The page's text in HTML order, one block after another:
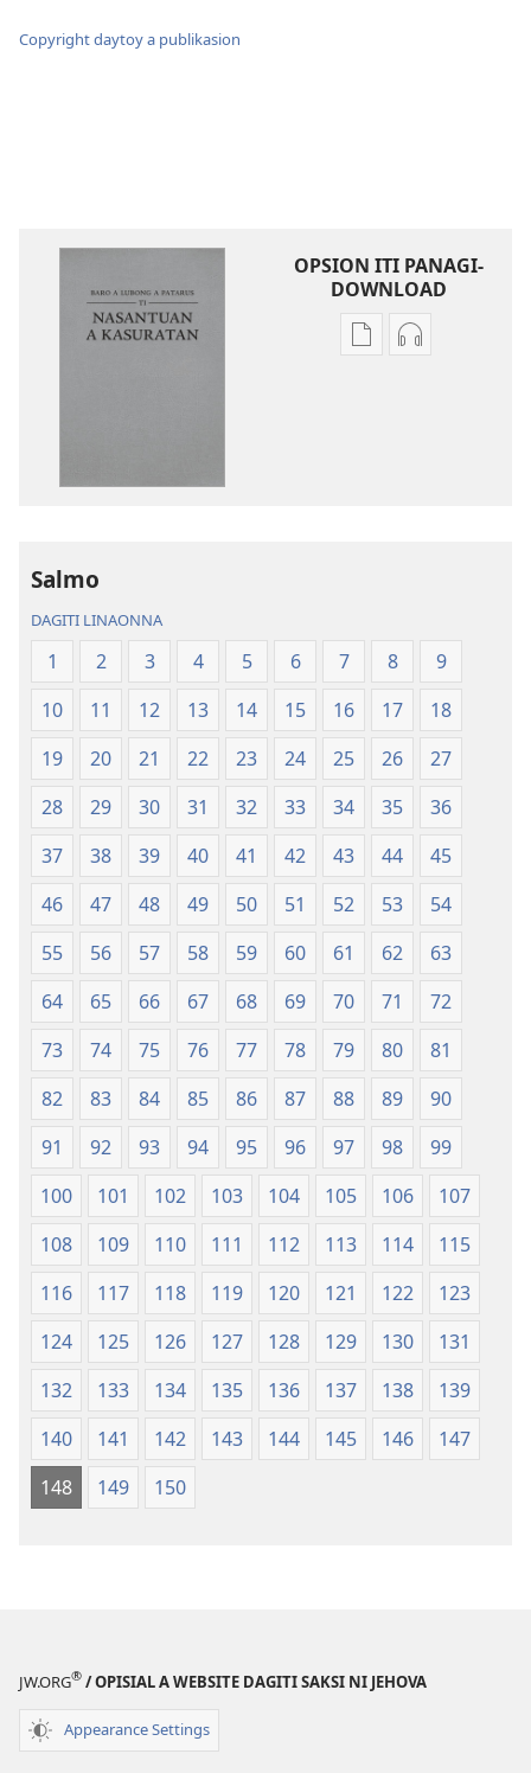
Copyright daytoy a publikasion
OPSION ITI PANAGI-
DOWNLOAD
Dagiti
Patarus
ti
Nasantuan
a
Kasuratan
(2018 a
Rebision)
Dagiti
Patarus
Nasantuan
a
Kasuratan
(2018 a
Rebision)
Salmo
DAGITI LINAONNA
1 2 3 4 5 6 7 8
9
10
11 12 13 14 15 16 17
18
19
20 21 22 23 24 25 26
27
28
29 30 31 32 33 34 35
36
37
38 39 40 41 42 43 44
45
46
47 48 49 50 51 52 53
54
55
56 57 58 59 60 61 62
63
64
65 66 67 68 69 70 71
72
73
74 75 76 77 78 79 80
81
82
83 84 85 86 87 88 89
90
91
92 93 94 95 96 97 98
99
100
101 102 103 104 105 106
107
108
109 110 111 112 113 114
115
116
117 118 119 120 121 122
123
124
125 126 127 128 129 130
131
132
133 134 135 136 137 138
139
140
141 142 143 144 145 146
147
148
149 150
JW.ORG® / OPISIAL A WEBSITE DAGITI SAKSI NI JEHOVA
Appearance Settings